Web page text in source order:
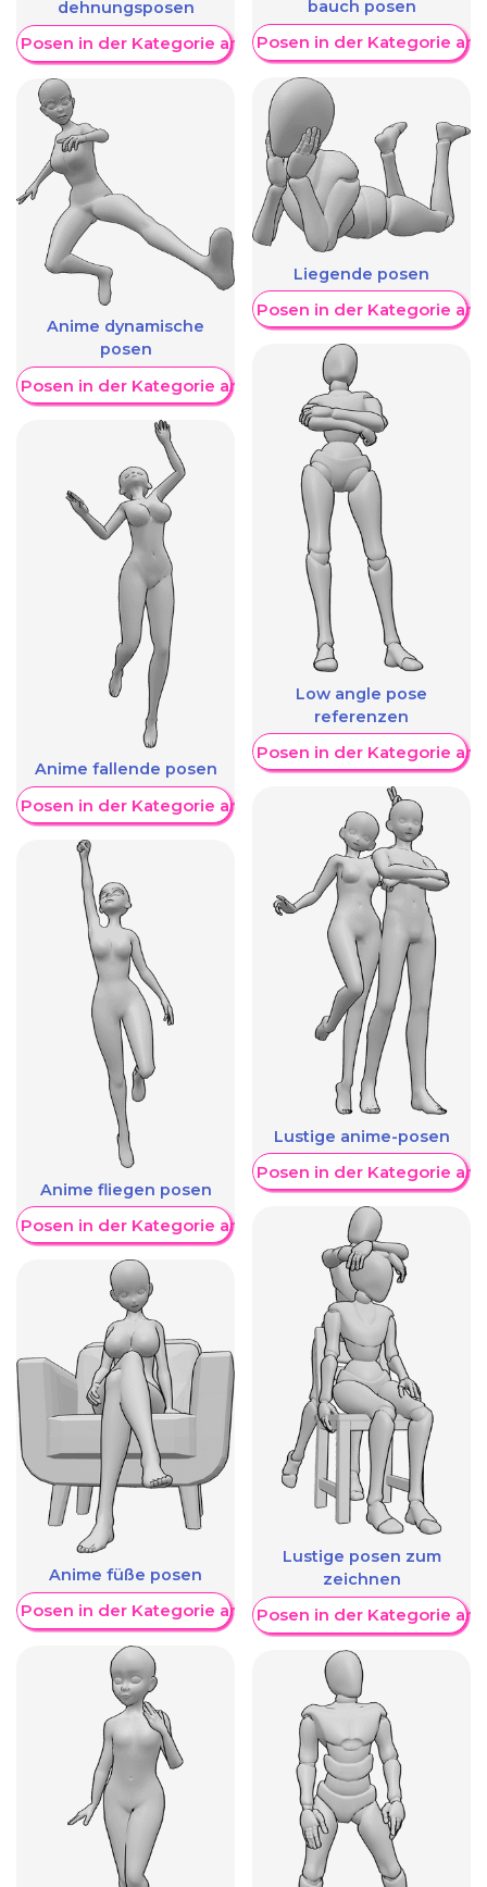
dehnungsposen
Posen in der Kategorie anzeigen
Anime dynamische
posen
Posen in der Kategorie anzeigen
Anime fallende posen
Posen in der Kategorie anzeigen
Anime fliegen posen
Posen in der Kategorie anzeigen
Anime füße posen
Posen in der Kategorie anzeigen
bauch posen
Weitere Posen in der Kategorie
Liegende posen
Weitere Posen in der Kategorie
Low angle pose
referenzen
Weitere Posen in der Kategorie
Lustige anime-posen
Weitere Posen in der Kategorie
Lustige posen zum
zeichnen
Weitere Posen in der Kategorie